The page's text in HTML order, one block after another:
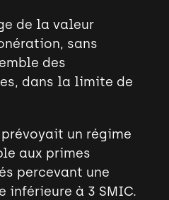
de la valeur
sans
des
dans la limite de
un régime
aux primes
percevant une
inférieure à 3 SMIC.